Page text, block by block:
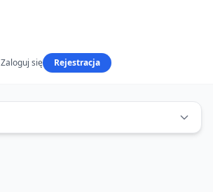
Zaloguj się Rejestracja